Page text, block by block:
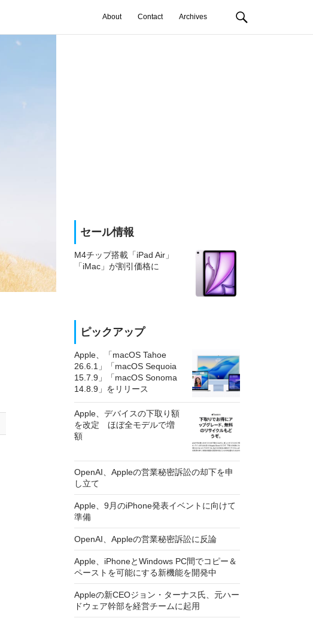
About Contact Archives
セール情報
M4チップ搭載「iPad Air」
「iMac」が割引価格に
ピックアップ
Apple、「macOS Tahoe
26.6.1」「macOS Sequoia
15.7.9」「macOS Sonoma
14.8.9」をリリース
Apple、デバイスの下取り額
を改定 ほぼ全モデルで増
額
OpenAI、Appleの営業秘密訴訟の却下を申
し立て
Apple、9月のiPhone発表イベントに向けて
準備
OpenAI、Appleの営業秘密訴訟に反論
Apple、iPhoneとWindows PC間でコピー＆
ペーストを可能にする新機能を開発中
Appleの新CEOジョン・ターナス氏、元ハー
ドウェア幹部を経営チームに起用